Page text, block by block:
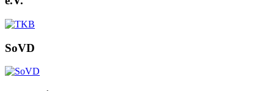
SoVD